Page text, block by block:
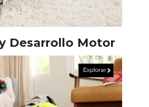
Desarrollo Motor